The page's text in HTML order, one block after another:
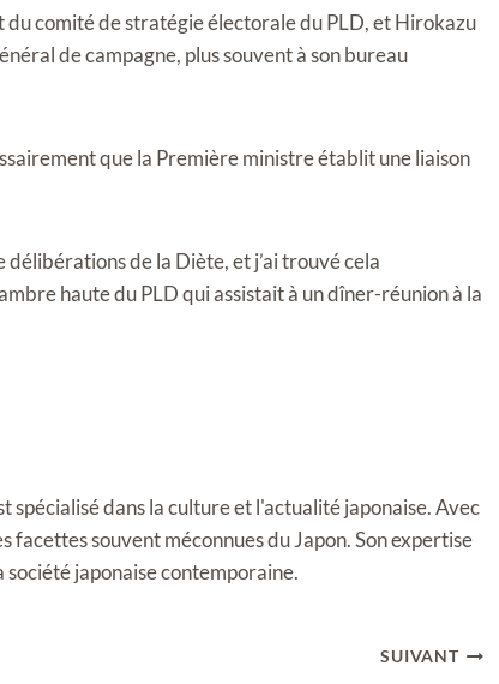
comité de stratégie électorale du PLD, et Hirokazu
de campagne, plus souvent à son bureau
que la Première ministre établit une liaison
délibérations de la Diète, et j’ai trouvé cela
haute du PLD qui assistait à un dîner-réunion à la
spécialisé dans la culture et l'actualité japonaise. Avec
souvent méconnues du Japon. Son expertise
japonaise contemporaine.
SUIVANT